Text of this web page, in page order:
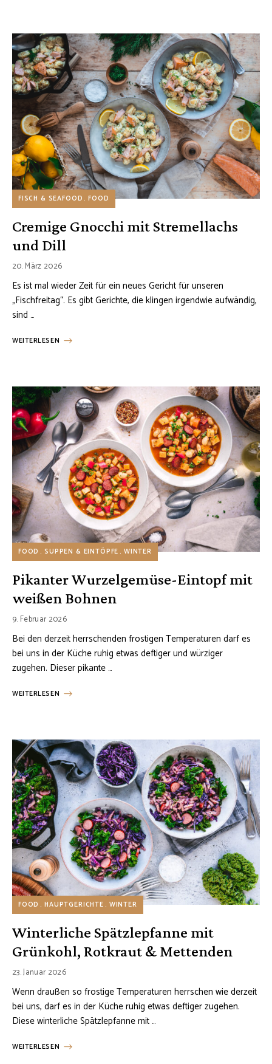
FISCH & SEAFOOD FOOD
Cremige Gnocchi mit Stremellachs
und Dill
20. März 2026
Es ist mal wieder Zeit für ein neues Gericht für unseren
„Fischfreitag“. Es gibt Gerichte, die klingen irgendwie aufwändig,
sind …
WEITERLESEN
FOOD SUPPEN & EINTÖPFE WINTER
Pikanter Wurzelgemüse-Eintopf mit
weißen Bohnen
9. Februar 2026
Bei den derzeit herrschenden frostigen Temperaturen darf es
bei uns in der Küche ruhig etwas deftiger und würziger
zugehen. Dieser pikante …
WEITERLESEN
FOOD HAUPTGERICHTE WINTER
Winterliche Spätzlepfanne mit
Grünkohl, Rotkraut & Mettenden
23. Januar 2026
Wenn draußen so frostige Temperaturen herrschen wie derzeit
bei uns, darf es in der Küche ruhig etwas deftiger zugehen.
Diese winterliche Spätzlepfanne mit …
WEITERLESEN